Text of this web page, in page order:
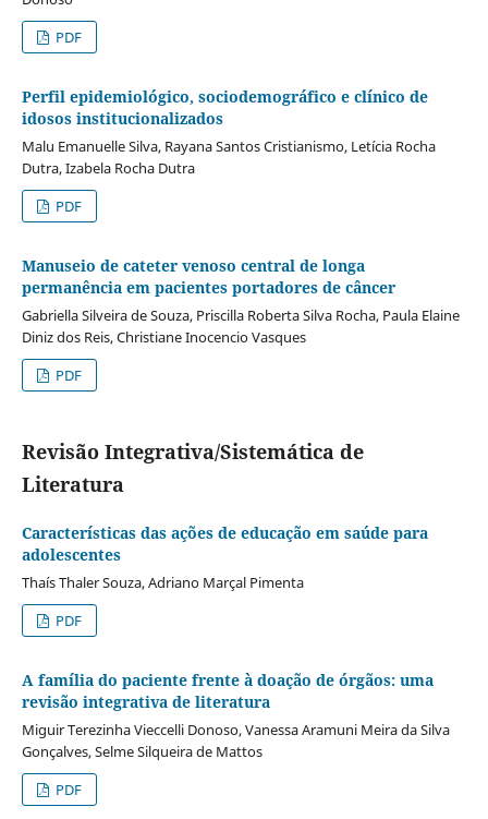
PDF
Perfil epidemiológico, sociodemográfico e clínico de
idosos institucionalizados
Malu Emanuelle Silva, Rayana Santos Cristianismo, Letícia Rocha
Dutra, Izabela Rocha Dutra
PDF
Manuseio de cateter venoso central de longa
permanência em pacientes portadores de câncer
Gabriella Silveira de Souza, Priscilla Roberta Silva Rocha, Paula Elaine
Diniz dos Reis, Christiane Inocencio Vasques
PDF
Revisão Integrativa/Sistemática de
Literatura
Características das ações de educação em saúde para
adolescentes
Thaís Thaler Souza, Adriano Marçal Pimenta
PDF
A família do paciente frente à doação de órgãos: uma
revisão integrativa de literatura
Miguir Terezinha Vieccelli Donoso, Vanessa Aramuni Meira da Silva
Gonçalves, Selme Silqueira de Mattos
PDF